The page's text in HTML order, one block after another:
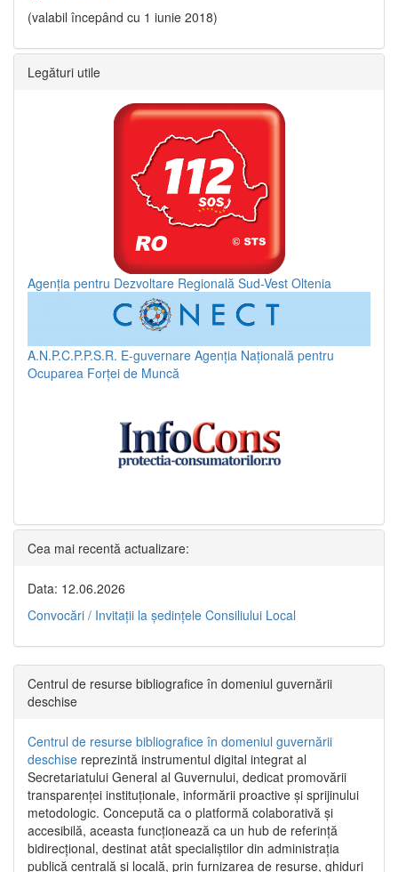
(valabil începând cu 1 iunie 2018)
Legături utile
Agenția pentru Dezvoltare Regională Sud-Vest Oltenia
A.N.P.C.P.P.S.R. E-guvernare Agenția Națională pentru
Ocuparea Forței de Muncă
Cea mai recentă actualizare:
Data: 12.06.2026
Convocări / Invitaţii la şedinţele Consiliului Local
Centrul de resurse bibliografice în domeniul guvernării
deschise
Centrul de resurse bibliografice în domeniul guvernării
deschise reprezintă instrumentul digital integrat al
Secretariatului General al Guvernului, dedicat promovării
transparenței instituționale, informării proactive și sprijinului
metodologic. Concepută ca o platformă colaborativă și
accesibilă, aceasta funcționează ca un hub de referință
bidirecțional, destinat atât specialiștilor din administrația
publică centrală și locală, prin furnizarea de resurse, ghiduri